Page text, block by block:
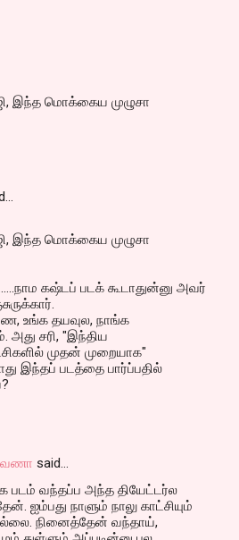
இந்த மொக்கைய முழுசா
இந்த மொக்கைய முழுசா
கஷ்டப் படக் கூடாதுன்னு அவர்
உங்க தயவுல, நாங்க
அது சரி, "இந்திய
முதன் முறையாக"
இந்தப் படத்தை பார்ப்பதில்
said…
படம் வந்தப்ப அந்த தியேட்டர்ல
ஐம்பது நாளும் நாலு காட்சியும்
நினைத்தேன் வந்தாய்,